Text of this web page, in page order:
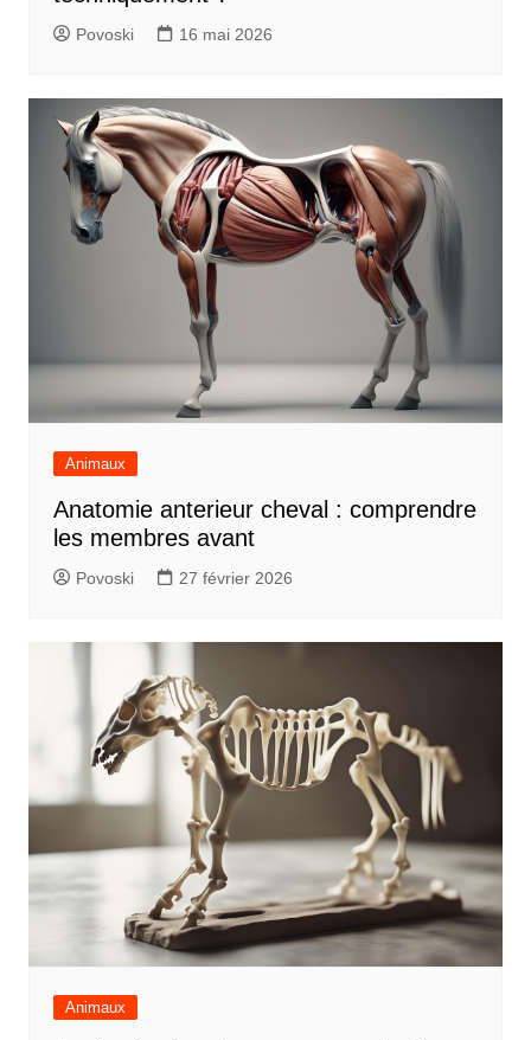
Povoski 16 mai 2026
Animaux
Anatomie anterieur cheval : comprendre
les membres avant
Povoski 27 février 2026
Animaux